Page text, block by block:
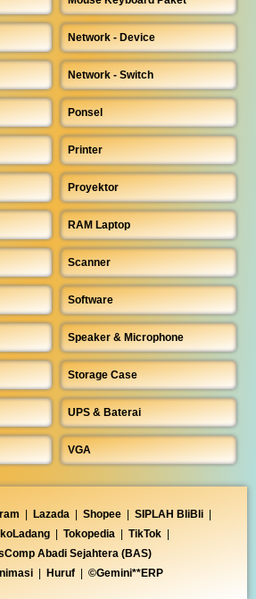
Network - Device
Network - Switch
Ponsel
Printer
Proyektor
RAM Laptop
Scanner
Software
Speaker & Microphone
Storage Case
UPS & Baterai
VGA
| Lazada | Shopee | SIPLAH BliBli |
| Tokopedia | TikTok |
Abadi Sejahtera (BAS)
| Huruf | ©Gemini**ERP